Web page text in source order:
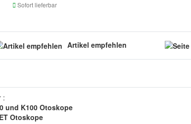
Sofort lieferbar
Artikel empfehlen
:
und K100 Otoskope
Otoskope